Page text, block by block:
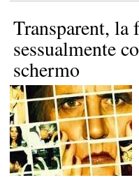
Transparent,
sessualmente
schermo